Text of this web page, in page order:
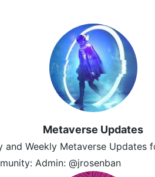
Metaverse Updates
and Weekly Metaverse Updates
Admin: @jrosenban